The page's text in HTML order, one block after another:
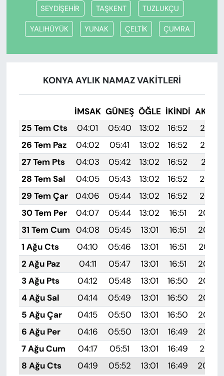
SEYDİŞEHİR TAŞKENT TUZLUKÇU
YALIHÜYÜK YUNAK ÇELTİK ÇUMRA
KONYA AYLIK NAMAZ VAKITLERI
İMSAK GÜNEŞ ÖĞLE İKINDI
25 Tem Cts
04:01 05:40 13:02 16:52
20:13
26 Tem Paz
04:02 05:41 13:02 16:52
20:12
27 Tem Pts
04:03 05:42 13:02 16:52
20:11
28 Tem Sal
04:05 05:43 13:02 16:52
20:10
29 Tem Çar
04:06 05:44 13:02 16:52
20:10
30 Tem Per
04:07 05:44 13:02 16:51
20:09
31 Tem Cum 04:08 05:45 13:01 16:51
20:08
1 Ağu Cts
04:10 05:46 13:01 16:51
20:07
2 Ağu Paz
04:11 05:47 13:01 16:51
20:06
3 Ağu Pts
04:12 05:48 13:01 16:50
20:05
4 Ağu Sal
04:14 05:49 13:01 16:50
20:04
5 Ağu Çar
04:15 05:50 13:01 16:50
20:03
6 Ağu Per
04:16 05:50 13:01 16:49
20:02
7 Ağu Cum
04:17 05:51 13:01 16:49
20:01
8 Ağu Cts
04:19 05:52 13:01 16:49
20:00